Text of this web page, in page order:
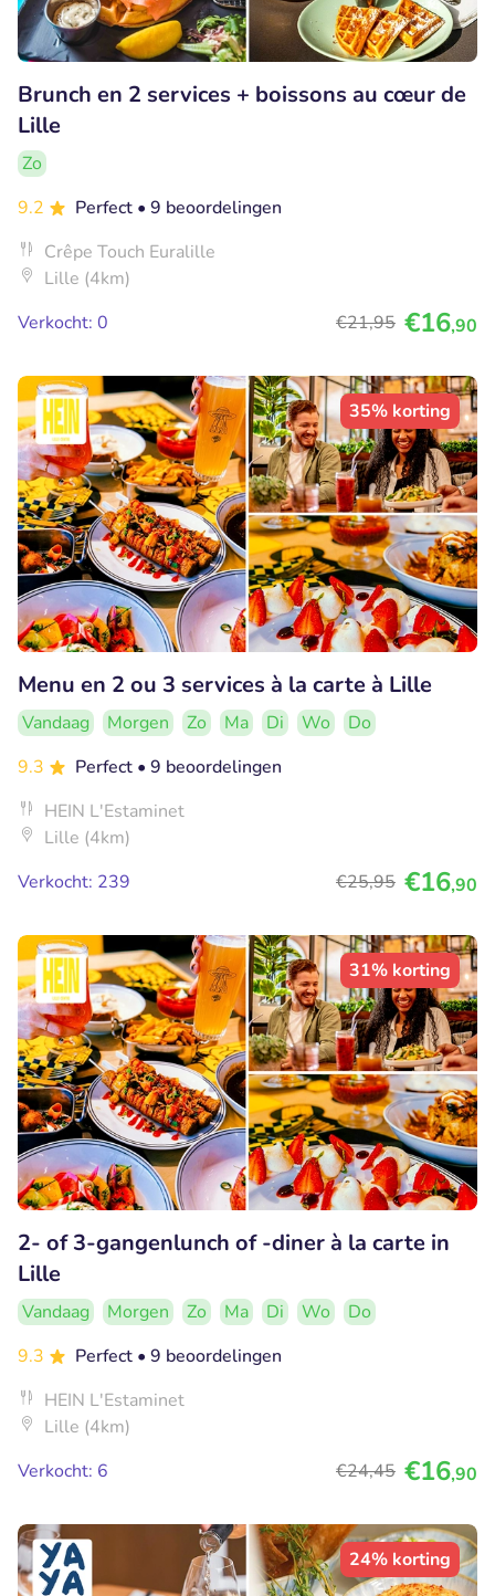
Brunch en 2 services + boissons au cœur de
Lille
Zo
9.2
Perfect • 9 beoordelingen
Crêpe Touch Euralille
Lille (4km)
Verkocht: 0
€21,95 €16,90
35% korting
Menu en 2 ou 3 services à la carte à Lille
Vandaag Morgen Zo Ma Di Wo
Do
9.3
Perfect • 9 beoordelingen
HEIN L'Estaminet
Lille (4km)
Verkocht: 239
€25,95 €16,90
31% korting
2- of 3-gangenlunch of -diner à la carte in
Lille
Vandaag Morgen Zo Ma Di Wo
Do
9.3
Perfect • 9 beoordelingen
HEIN L'Estaminet
Lille (4km)
Verkocht: 6
€24,45 €16,90
24% korting